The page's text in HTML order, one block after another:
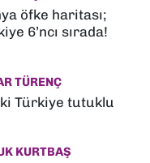
öfke haritası;
6’ncı sırada!
TÜRENÇ
Türkiye tutuklu
KURTBAŞ